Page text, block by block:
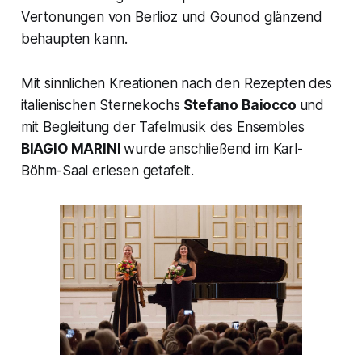
Vertonungen von Berlioz und Gounod glänzend
behaupten kann.
Mit sinnlichen Kreationen nach den Rezepten des
italienischen Sternekochs Stefano Baiocco und
mit Begleitung der Tafelmusik des Ensembles
BIAGIO MARINIwurde anschließend im Karl-
Böhm-Saal erlesen getafelt.